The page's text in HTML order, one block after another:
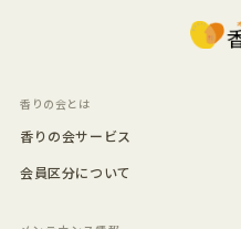
香りの会とは
香りの会サービス
会員区分について